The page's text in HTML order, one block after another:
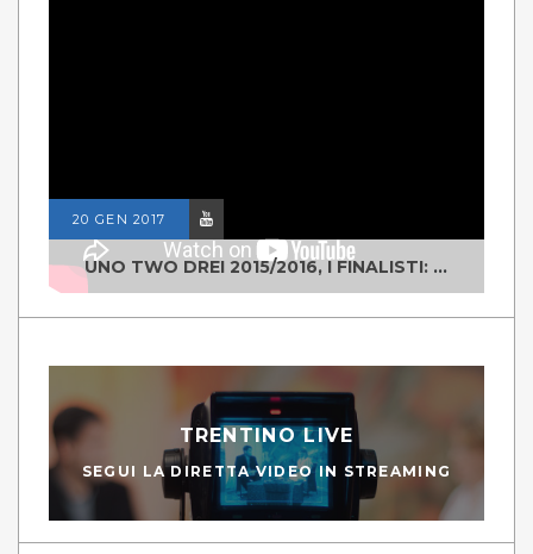
20 GEN 2017
UNO TWO DREI 2015/2016, I FINALISTI: CLASSE IV ALS ISTITUTO "DEGASPERI" BORGO VALSUGANA
TRENTINO LIVE
SEGUI LA DIRETTA VIDEO IN STREAMING